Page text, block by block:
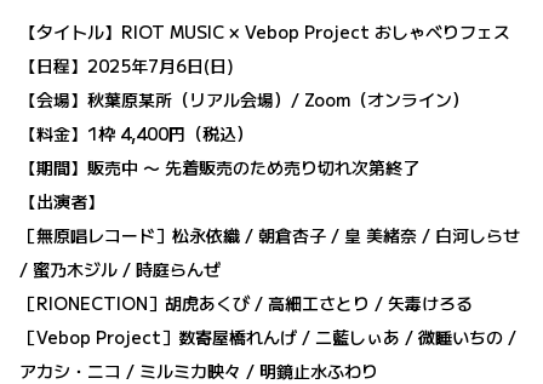
【タイトル】RIOT MUSIC × Vebop Project おしゃべりフェス
【日程】2025年7月6日(日)
【会場】秋葉原某所（リアル会場）/ Zoom（オンライン）
【料金】1枠 4,400円（税込）
【期間】販売中 〜 先着販売のため売り切れ次第終了
【出演者】
［無原唱レコード］松永依織 / 朝倉杏子 / 皇 美緒奈 / 白河しらせ
/ 蜜乃木ジル / 時庭らんぜ
［RIONECTION］胡虎あくび / 高細工さとり / 矢毒けろる
［Vebop Project］数寄屋橋れんげ / 二藍しぃあ / 微睡いちの /
アカシ・ニコ / ミルミカ映々 / 明鏡止水ふわり